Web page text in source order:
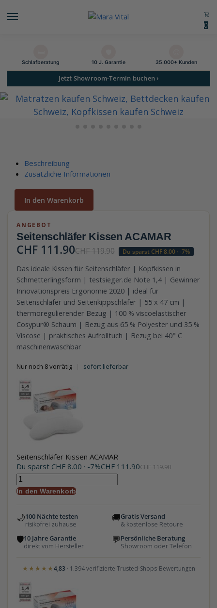
0
Schlaf­beratung 10 J. Garantie 35.000+ Kunden
Jetzt Showroom-Termin buchen ›
Beschreibung
Zusätzliche Informationen
In den Warenkorb
ANGEBOT
Seitenschläfer Kissen ACAMAR
CHF119.90
CHF 111.90 Du sparst CHF8.00 · -7%
Das ideale Kissen für Seitenschläfer | Kopfkissen in
Schmetterlingsform | testsieger.de Note 1,4 | Gewinner
Innovationspreis Ergonomie 2020 | ideal für
Seitenschläfer und Seitenkippschläfer | 55 x 47 cm |
thermoregulierender Bezug | 100 % viscoelastischer
Cosypur® Schaum | Bezug aus 65 % Polyester und 35 %
Viscose | praktisches Aufrolltuch | Bezug bei 40° C
maschinenwaschbar
Nur noch 8 vorrätig sofort lieferbar
Seitenschläfer Kissen ACAMAR
CHF119.90
CHF 111.90
Du sparst CHF 8.00 · -7%
In den Warenkorb
🌙100 Nächte testen
risikofrei zuhause
🚚Gratis Versand
& kostenlose Retoure
🛡10 Jahre Garantie
direkt vom Hersteller
💬Persönliche Beratung
Showroom oder Telefon
★★★★★4,83 · 1.394 verifizierte Trusted-Shops-Bewertungen